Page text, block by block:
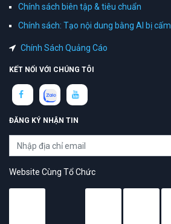
Chính sách biên tập & tiêu chuẩn
Chính sách: Tạo nội dung bằng AI bị cấm
Chính Sách Quảng Cáo
KẾT NỐI VỚI CHÚNG TÔI
ĐĂNG KÝ NHẬN TIN
Website Cùng Tổ Chức